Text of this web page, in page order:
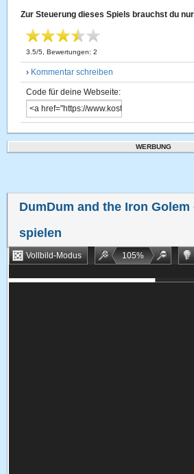
Zur Steuerung dieses Spiels brauchst du
3.5/5 , Bewertungen:2
› Kommentar schreiben
Code für deine Webseite:
WERBUNG
DumDum and the Iron Golem
spielen
Vollbild-Modus 105%